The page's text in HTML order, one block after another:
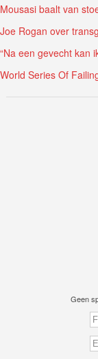
Mousasi baalt van
Joe Rogan over
“Na een gevecht kan
World Series Of
Geen